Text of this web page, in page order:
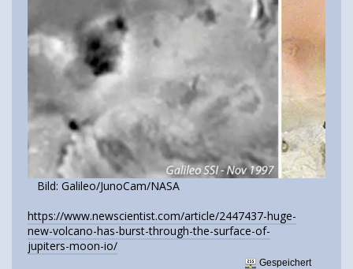
Bild: Galileo/JunoCam/NASA
https://www.newscientist.com/article/2447437-huge-
new-volcano-has-burst-through-the-surface-of-
jupiters-moon-io/
Gespeichert